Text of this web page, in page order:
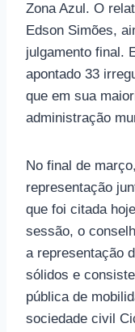
Zona Azul. O
Edson Simões,
julgamento final.
apontado 33
que em sua
administração
No final de
representação
que foi citada
sessão, o
a representação
sólidos e
pública de
sociedade civil